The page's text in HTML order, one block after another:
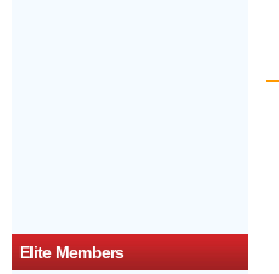
Elite Members